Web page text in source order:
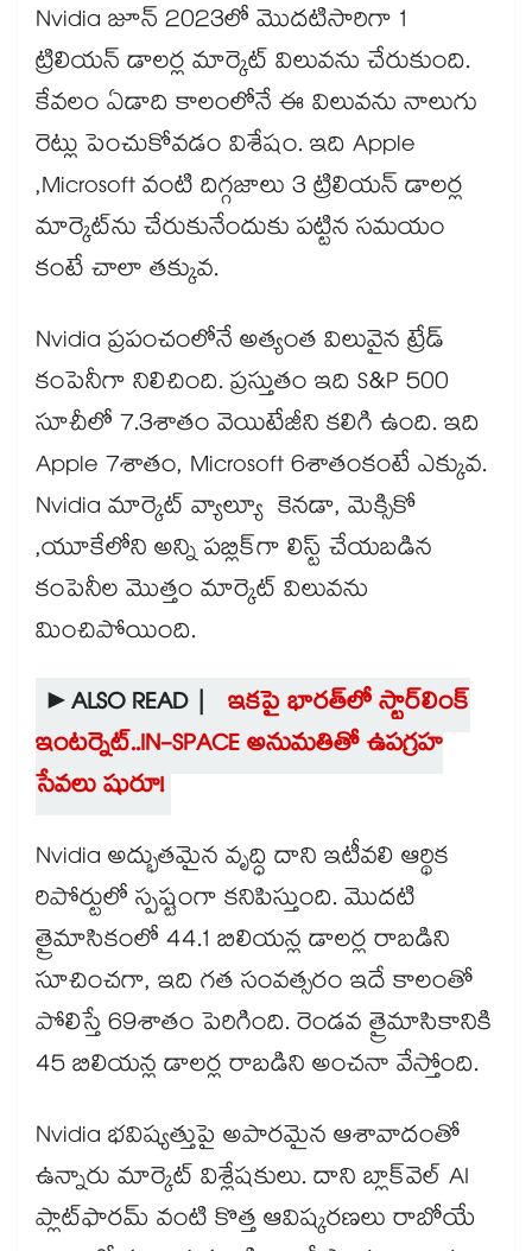
Nvidia జూన్ 2023లో మొదటిసారిగా 1
ట్రిలియన్ డాలర్ల మార్కెట్ విలువను చేరుకుంది.
కేవలం ఏడాది కాలంలోనే ఈ విలువను నాలుగు
రెట్లు పెంచుకోవడం విశేషం. ఇది Apple
,Microsoft వంటి దిగ్గజాలు 3 ట్రిలియన్ డాలర్ల
మార్కెట్‌ను చేరుకునేందుకు పట్టిన సమయం
కంటే చాలా తక్కువ.
Nvidia ప్రపంచంలోనే అత్యంత విలువైన ట్రేడ్
కంపెనీగా నిలిచింది. ప్రస్తుతం ఇది S&P 500
సూచీలో 7.3శాతం వెయిటేజీని కలిగి ఉంది. ఇది
Apple 7శాతం, Microsoft 6శాతంకంటే ఎక్కువ.
Nvidia మార్కెట్ వ్యాల్యూ కెనడా, మెక్సికో
,యూకేలోని అన్ని పబ్లిక్‌గా లిస్ట్ చేయబడిన
కంపెనీల మొత్తం మార్కెట్ విలువను
మించిపోయింది.
►ALSO READ | ఇకపై భారత్‌లో స్టార్‌లింక్
ఇంటర్నెట్..IN-SPACE అనుమతితో ఉపగ్రహ
సేవలు షురూ!
Nvidia అద్భుతమైన వృద్ధి దాని ఇటీవలి ఆర్థిక
రిపోర్టులో స్పష్టంగా కనిపిస్తుంది. మొదటి
త్రైమాసికంలో 44.1 బిలియన్ల డాలర్ల రాబడిని
సూచించగా, ఇది గత సంవత్సరం ఇదే కాలంతో
పోలిస్తే 69శాతం పెరిగింది. రెండవ త్రైమాసికానికి
45 బిలియన్ల డాలర్ల రాబడిని అంచనా వేస్తోంది.
Nvidia భవిష్యత్తుపై అపారమైన ఆశావాదంతో
ఉన్నారు మార్కెట్ విశ్లేషకులు. దాని బ్లాక్‌వెల్ AI
ప్లాట్‌ఫారమ్ వంటి కొత్త ఆవిష్కరణలు రాబోయే